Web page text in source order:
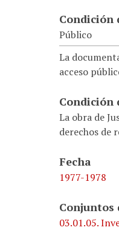
Condición
Público
La
acceso
Condición
La obra de
derechos de
Fecha
1977-1978
Conjuntos
03.01.05.